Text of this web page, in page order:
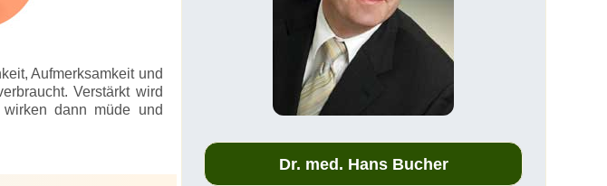
Aufmerksamkeit und
Verstärkt wird
dann müde und
Dr. med. Hans Bucher